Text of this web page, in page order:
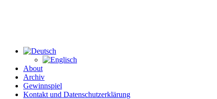
About
Archiv
Gewinnspiel
Kontakt und Datenschutzerklärung